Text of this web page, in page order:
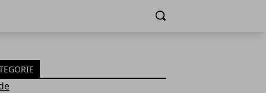
Cerca